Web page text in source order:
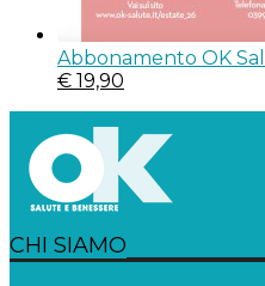
Abbonamento OK
€ 19,90
CHI SIAMO